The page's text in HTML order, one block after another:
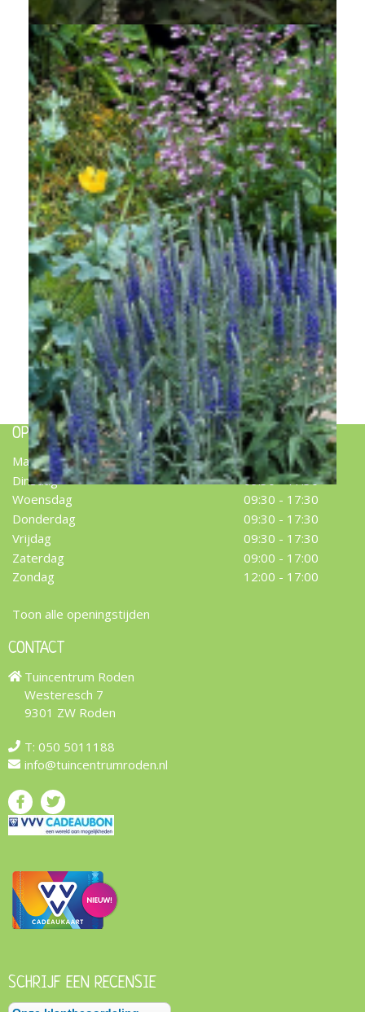
Aar-ereprijs
Veronica spicata
OPENINGSTIJDEN
Maandag
09:30 - 17:30
Dinsdag
09:30 - 17:30
Woensdag
09:30 - 17:30
Donderdag
09:30 - 17:30
Vrijdag
09:30 - 17:30
Zaterdag
09:00 - 17:00
Zondag
12:00 - 17:00
Toon alle openingstijden
CONTACT
Tuincentrum Roden
Westeresch 7
9301 ZW Roden
T: 050 5011188
info@tuincentrumroden.nl
SCHRIJF EEN RECENSIE